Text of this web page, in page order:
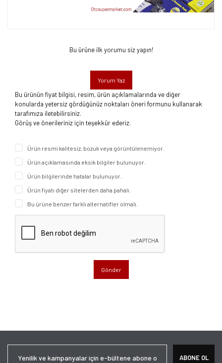
Bu ürüne ilk yorumu siz yapın!
Yorum Yaz
Bu ürünün fiyat bilgisi, resim, ürün açıklamalarında ve diğer
konularda yetersiz gördüğünüz noktaları öneri formunu kullanarak
tarafımıza iletebilirsiniz.
Görüş ve önerileriniz için teşekkür ederiz.
Ürün resmi kalitesiz, bozuk veya görüntülenemiyor.
Ürün açıklamasında eksik bilgiler bulunuyor.
Ürün bilgilerinde hatalar bulunuyor.
Ürün fiyatı diğer sitelerden daha pahalı.
Bu ürüne benzer farklı alternatifler olmalı.
Gönder
ABONE OL